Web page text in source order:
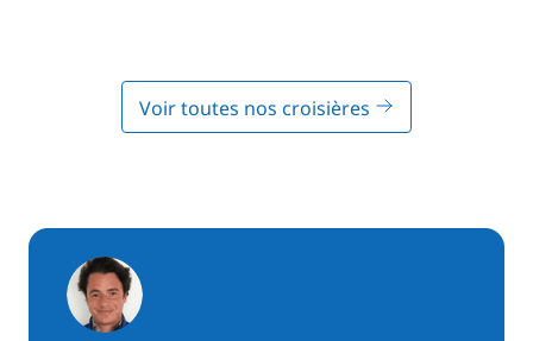
Voir toutes nos croisières